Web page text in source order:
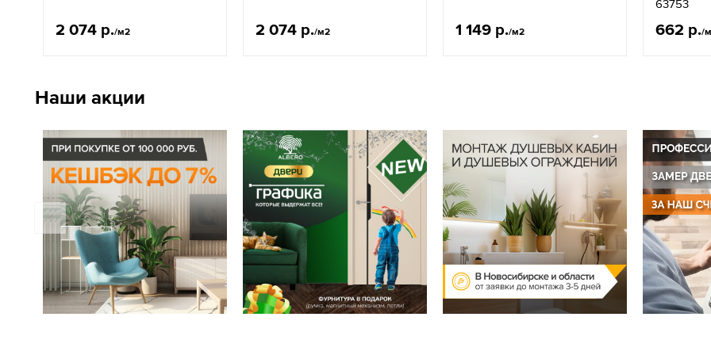
2 074 р./м2 2 074 р./м2 1 149 р./м2
63753
662 р./
Наши акции